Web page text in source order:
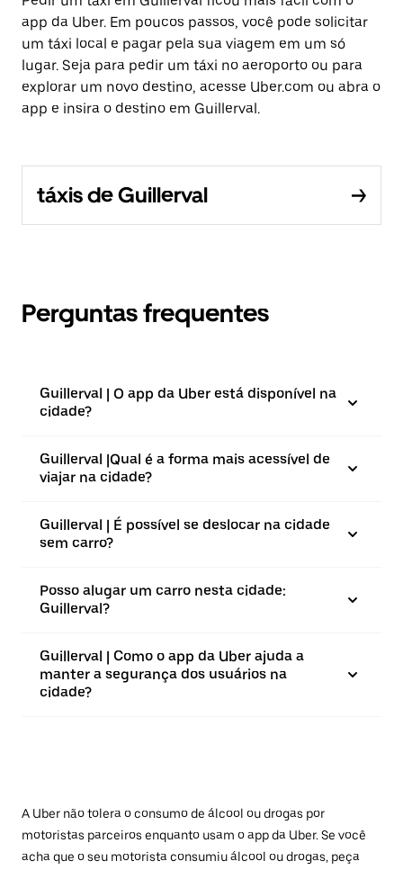
app da Uber. Em poucos passos, você pode solicitar
um táxi local e pagar pela sua viagem em um só
lugar. Seja para pedir um táxi no aeroporto ou para
explorar um novo destino, acesse Uber.com ou abra o
app e insira o destino em Guillerval.
táxis de Guillerval
Perguntas frequentes
Guillerval | O app da Uber está disponível na
cidade?
Guillerval |⁠Qual é a forma mais acessível de
viajar na cidade?
Guillerval | É possível se deslocar na cidade
sem carro?
Posso alugar um carro nesta cidade:
Guillerval?
Guillerval | Como o app da Uber ajuda a
manter a segurança dos usuários na
cidade?
A Uber não tolera o consumo de álcool ou drogas por
motoristas parceiros enquanto usam o app da Uber. Se você
acha que o seu motorista consumiu álcool ou drogas, peça